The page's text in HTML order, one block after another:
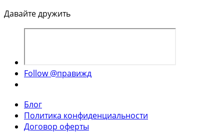
Давайте дружить
Follow @правижд
Блог
Политика конфиденциальности
Договор оферты